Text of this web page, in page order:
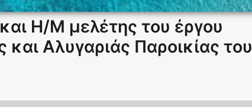
Η/Μ μελέτης του έργου
Αλυγαριάς Παροικίας του